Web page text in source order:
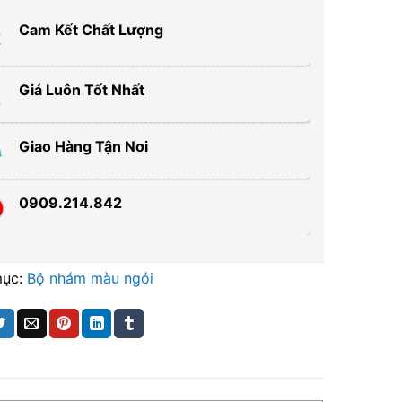
Cam Kết Chất Lượng
Giá Luôn Tốt Nhất
Giao Hàng Tận Nơi
0909.214.842
Bộ nhám màu ngói